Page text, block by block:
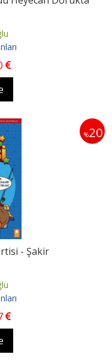
%20
- Şakir